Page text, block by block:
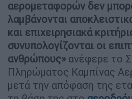
αερομεταφορών δεν
λαμβάνονται
και επιχειρησιακά
συνυπολογίζονται οι
ανθρώπους» ανέφερε το
Πληρώματος Καμπίνας
μετά την απόφαση της